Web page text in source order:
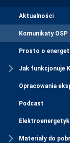
Aktualności
Komunikaty OSP
Prosto o
Jak funkcjonuje
Opracowania
Podcast
Materiały do